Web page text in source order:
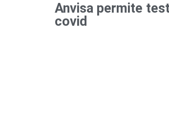
Anvisa permite
covid